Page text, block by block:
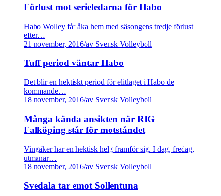
Förlust mot serieledarna för Habo
Habo Wolley får åka hem med säsongens tredje förlust
efter…
21 november, 2016/av Svensk Volleyboll
Tuff period väntar Habo
Det blir en hektiskt period för elitlaget i Habo de
kommande…
18 november, 2016/av Svensk Volleyboll
Många kända ansikten när RIG
Falköping står för motståndet
Vingåker har en hektisk helg framför sig. I dag, fredag,
utmanar…
18 november, 2016/av Svensk Volleyboll
Svedala tar emot Sollentuna